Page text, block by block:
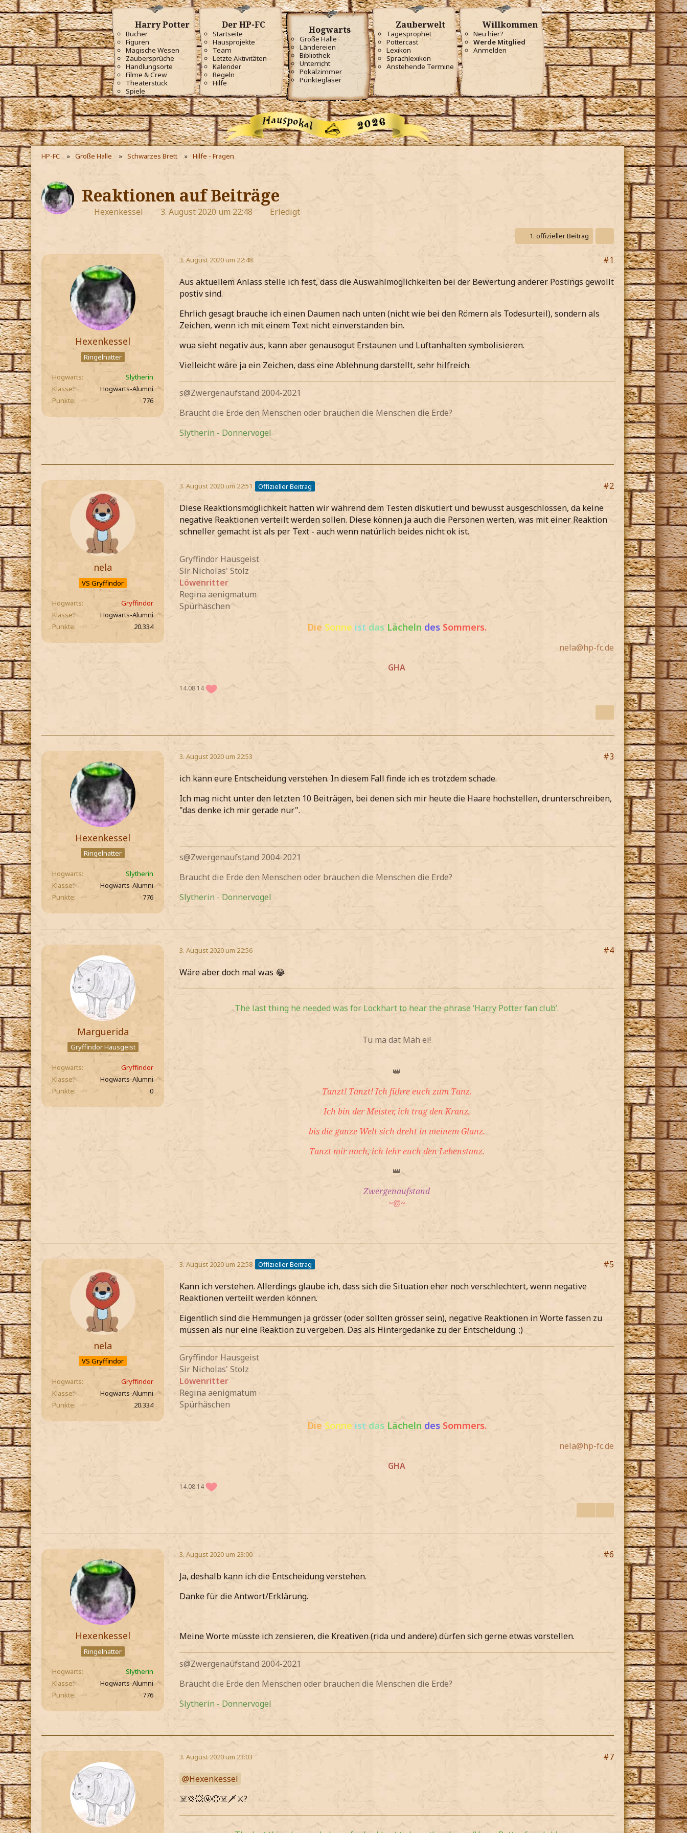
Harry Potter
Bücher
Figuren
Magische Wesen
Zaubersprüche
Handlungsorte
Filme & Crew
Theaterstück
Spiele
Der HP-FC
Startseite
Hausprojekte
Team
Letzte Aktivitäten
Kalender
Regeln
Hilfe
Hogwarts
Große Halle
Ländereien
Bibliothek
Unterricht
Pokalzimmer
Punktegläser
Zauberwelt
Tagesprophet
Pottercast
Lexikon
Sprachlexikon
Anstehende Termine
Willkommen
Neu hier?
Werde Mitglied
Anmelden
HP-FC Große Halle Schwarzes Brett Hilfe - Fragen
Reaktionen auf Beiträge
Hexenkessel 3. August 2020 um 22:48 Erledigt
1. offizieller Beitrag
Hexenkessel
Ringelnatter
Hogwarts
Slytherin
Klasse
Hogwarts-Alumni
Punkte
776
3. August 2020 um 22:48
#1
Aus aktuellem Anlass stelle ich fest, dass die Auswahlmöglichkeiten bei der Bewertung anderer Postings gewollt
postiv sind.
Ehrlich gesagt brauche ich einen Daumen nach unten (nicht wie bei den Römern als Todesurteil), sondern als
Zeichen, wenn ich mit einem Text nicht einverstanden bin.
wua sieht negativ aus, kann aber genausogut Erstaunen und Luftanhalten symbolisieren.
Vielleicht wäre ja ein Zeichen, dass eine Ablehnung darstellt, sehr hilfreich.
s@Zwergenaufstand 2004-2021
Braucht die Erde den Menschen oder brauchen die Menschen die Erde?
Slytherin - Donnervogel
nela
VS Gryffindor
Hogwarts
Gryffindor
Klasse
Hogwarts-Alumni
Punkte
20.334
3. August 2020 um 22:51 Offizieller Beitrag
#2
Diese Reaktionsmöglichkeit hatten wir während dem Testen diskutiert und bewusst ausgeschlossen, da keine
negative Reaktionen verteilt werden sollen. Diese können ja auch die Personen werten, was mit einer Reaktion
schneller gemacht ist als per Text - auch wenn natürlich beides nicht ok ist.
Gryffindor Hausgeist
Sir Nicholas' Stolz
Löwenritter
Regina aenigmatum
Spürhäschen
Die Sonne ist das Lächeln des Sommers.
nela@hp-fc.de
GHA
14.08.14
Hexenkessel
Ringelnatter
Hogwarts
Slytherin
Klasse
Hogwarts-Alumni
Punkte
776
3. August 2020 um 22:53
#3
ich kann eure Entscheidung verstehen. In diesem Fall finde ich es trotzdem schade.
Ich mag nicht unter den letzten 10 Beiträgen, bei denen sich mir heute die Haare hochstellen, drunterschreiben,
"das denke ich mir gerade nur".
s@Zwergenaufstand 2004-2021
Braucht die Erde den Menschen oder brauchen die Menschen die Erde?
Slytherin - Donnervogel
Marguerida
Gryffindor Hausgeist
Hogwarts
Gryffindor
Klasse
Hogwarts-Alumni
Punkte
0
3. August 2020 um 22:56
#4
Wäre aber doch mal was 😂
The last thing he needed was for Lockhart to hear the phrase ‘Harry Potter fan club’.
Tu ma dat Mäh ei!
👑
Tanzt! Tanzt! Ich führe euch zum Tanz.
Ich bin der Meister, ich trag den Kranz,
bis die ganze Welt sich dreht in meinem Glanz.
Tanzt mir nach, ich lehr euch den Lebenstanz.
👑
Zwergenaufstand
~@~
nela
VS Gryffindor
Hogwarts
Gryffindor
Klasse
Hogwarts-Alumni
Punkte
20.334
3. August 2020 um 22:58 Offizieller Beitrag
#5
Kann ich verstehen. Allerdings glaube ich, dass sich die Situation eher noch verschlechtert, wenn negative
Reaktionen verteilt werden können.
Eigentlich sind die Hemmungen ja grösser (oder sollten grösser sein), negative Reaktionen in Worte fassen zu
müssen als nur eine Reaktion zu vergeben. Das als Hintergedanke zu der Entscheidung. ;)
Gryffindor Hausgeist
Sir Nicholas' Stolz
Löwenritter
Regina aenigmatum
Spürhäschen
Die Sonne ist das Lächeln des Sommers.
nela@hp-fc.de
GHA
14.08.14
Hexenkessel
Ringelnatter
Hogwarts
Slytherin
Klasse
Hogwarts-Alumni
Punkte
776
3. August 2020 um 23:00
#6
Ja, deshalb kann ich die Entscheidung verstehen.
Danke für die Antwort/Erklärung.
Meine Worte müsste ich zensieren, die Kreativen (rida und andere) dürfen sich gerne etwas vorstellen.
s@Zwergenaufstand 2004-2021
Braucht die Erde den Menschen oder brauchen die Menschen die Erde?
Slytherin - Donnervogel
3. August 2020 um 23:03
#7
Hexenkessel
☠️💢💥🤬😠☠️🗡️⚔️?